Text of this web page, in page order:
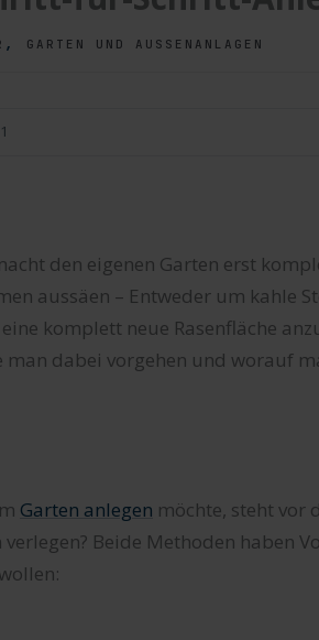
, GARTEN UND AUSSENANLAGEN
den eigenen Garten erst
aussäen – Entweder um kahle
komplett neue Rasenfläche
dabei vorgehen und worauf
Garten anlegen möchte, steht vor
Beide Methoden haben